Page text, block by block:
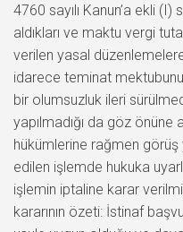
4760 sayılı Kanun’a ekli (I)
aldıkları ve maktu vergi
verilen yasal
idarece teminat
bir olumsuzluk ileri
yapılmadığı da göz önüne
hükümlerine rağmen görüş
edilen işlemde hukuka
işlemin iptaline karar
kararının özeti: İstinaf